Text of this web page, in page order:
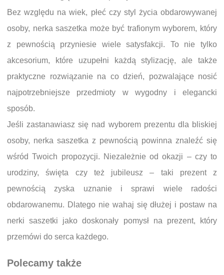
Bez względu na wiek, płeć czy styl życia obdarowywanej
osoby, nerka saszetka może być trafionym wyborem, który
z pewnością przyniesie wiele satysfakcji. To nie tylko
akcesorium, które uzupełni każdą stylizację, ale także
praktyczne rozwiązanie na co dzień, pozwalające nosić
najpotrzebniejsze przedmioty w wygodny i elegancki
sposób.
Jeśli zastanawiasz się nad wyborem prezentu dla bliskiej
osoby, nerka saszetka z pewnością powinna znaleźć się
wśród Twoich propozycji. Niezależnie od okazji – czy to
urodziny, święta czy też jubileusz – taki prezent z
pewnością zyska uznanie i sprawi wiele radości
obdarowanemu. Dlatego nie wahaj się dłużej i postaw na
nerki saszetki jako doskonały pomysł na prezent, który
przemówi do serca każdego.
Polecamy także